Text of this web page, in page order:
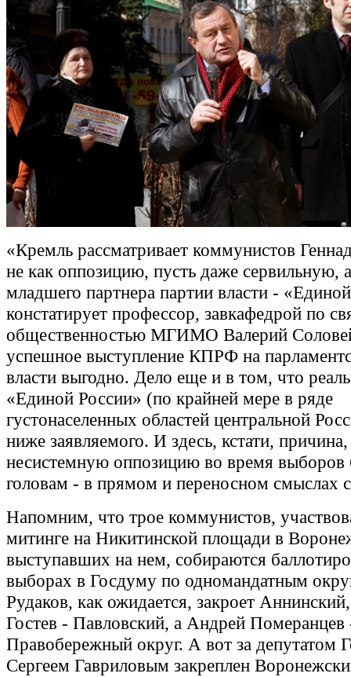
«Кремль рассматривает коммунистов
не как оппозицию, пусть даже сервильную,
младшего партнера партии власти -
констатирует профессор, завкафедрой по
общественностью МГИМО Валерий
успешное выступление КПРФ на
власти выгодно. Дело еще и в том, что
«Единой России» (по крайней мере в ряде
густонаселенных областей центральной
ниже заявляемого. И здесь, кстати,
несистемную оппозицию во время выборов
головам - в прямом и переносном смыслах
Напомним, что трое коммунистов,
митинге на Никитинской площади в
выступавших на нем, собираются
выборах в Госдуму по одномандатным
Рудаков, как ожидается, закроет
Гостев - Павловский, а Андрей Померанцев
Правобережный округ. А вот за депутатом
Сергеем Гавриловым закреплен